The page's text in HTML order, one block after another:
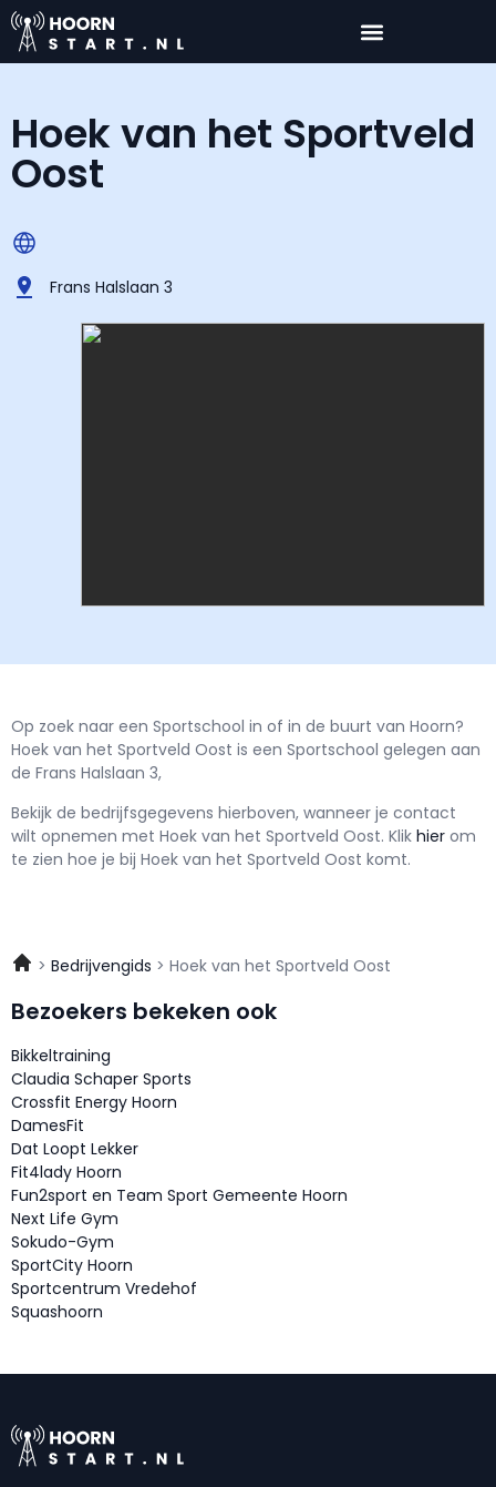
Hoek van het Sportveld
Oost
Frans Halslaan 3
Op zoek naar een Sportschool in of in de buurt van Hoorn?
Hoek van het Sportveld Oost is een Sportschool gelegen aan
de Frans Halslaan 3,
Bekijk de bedrijfsgegevens hierboven, wanneer je contact
wilt opnemen met Hoek van het Sportveld Oost. Klik hier om
te zien hoe je bij Hoek van het Sportveld Oost komt.
Bedrijvengids Hoek van het Sportveld Oost
Bezoekers bekeken ook
Bikkeltraining
Claudia Schaper Sports
Crossfit Energy Hoorn
DamesFit
Dat Loopt Lekker
Fit4lady Hoorn
Fun2sport en Team Sport Gemeente Hoorn
Next Life Gym
Sokudo-Gym
SportCity Hoorn
Sportcentrum Vredehof
Squashoorn